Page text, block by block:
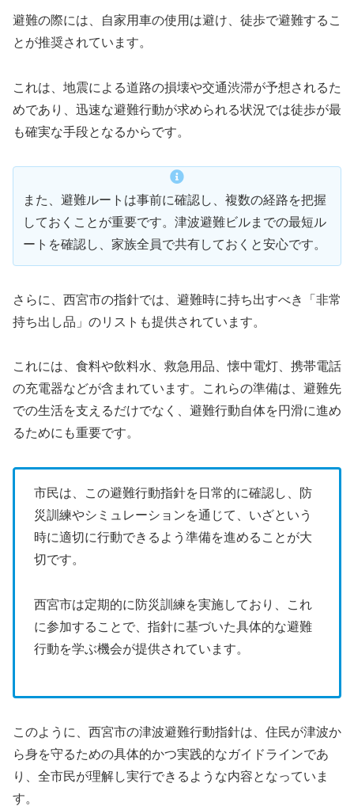
避難の際には、自家用車の使用は避け、徒歩で避難するこ
とが推奨されています。
これは、地震による道路の損壊や交通渋滞が予想されるた
めであり、迅速な避難行動が求められる状況では徒歩が最
も確実な手段となるからです。
また、避難ルートは事前に確認し、複数の経路を把握
しておくことが重要です。津波避難ビルまでの最短ル
ートを確認し、家族全員で共有しておくと安心です。
さらに、西宮市の指針では、避難時に持ち出すべき「非常
持ち出し品」のリストも提供されています。
これには、食料や飲料水、救急用品、懐中電灯、携帯電話
の充電器などが含まれています。これらの準備は、避難先
での生活を支えるだけでなく、避難行動自体を円滑に進め
るためにも重要です。
市民は、この避難行動指針を日常的に確認し、防
災訓練やシミュレーションを通じて、いざという
時に適切に行動できるよう準備を進めることが大
切です。
西宮市は定期的に防災訓練を実施しており、これ
に参加することで、指針に基づいた具体的な避難
行動を学ぶ機会が提供されています。
このように、西宮市の津波避難行動指針は、住民が津波か
ら身を守るための具体的かつ実践的なガイドラインであ
り、全市民が理解し実行できるような内容となっていま
す。